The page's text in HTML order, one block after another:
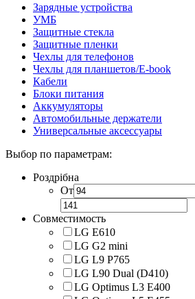
Зарядные устройства
УМБ
Защитные стекла
Защитные пленки
Чехлы для телефонов
Чехлы для планшетов/E-book
Кабели
Блоки питания
Аккумуляторы
Автомобильные держатели
Универсальные аксессуары
Выбор по параметрам:
Роздрібна
От
Совместимость
LG E610
LG G2 mini
LG L9 P765
LG L90 Dual (D410)
LG Optimus L3 E400